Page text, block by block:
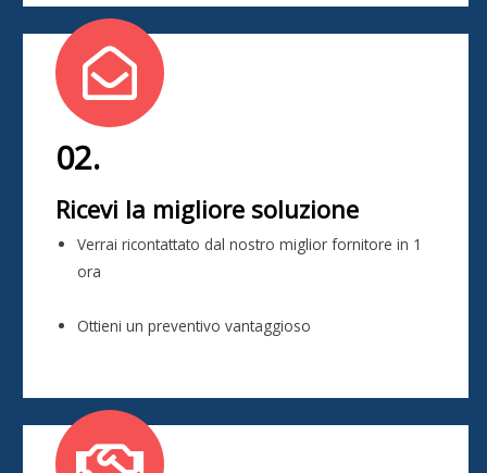
02.
Ricevi la migliore soluzione
Verrai ricontattato dal nostro miglior fornitore in 1
ora
Ottieni un preventivo vantaggioso